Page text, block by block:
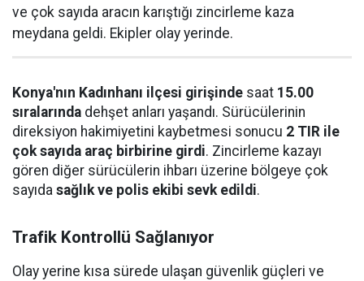
ve çok sayıda aracın karıştığı zincirleme kaza
meydana geldi. Ekipler olay yerinde.
Konya'nın Kadınhanı ilçesi girişinde saat 15.00
sıralarında dehşet anları yaşandı. Sürücülerinin
direksiyon hakimiyetini kaybetmesi sonucu 2 TIR ile
çok sayıda araç birbirine girdi. Zincirleme kazayı
gören diğer sürücülerin ihbarı üzerine bölgeye çok
sayıda sağlık ve polis ekibi sevk edildi.
Trafik Kontrollü Sağlanıyor
Olay yerine kısa sürede ulaşan güvenlik güçleri ve